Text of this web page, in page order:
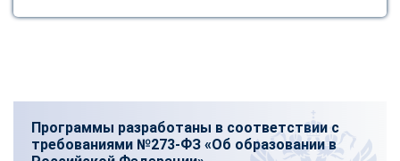
Программы разработаны в соответствии с
требованиями №273-ФЗ «Об образовании в